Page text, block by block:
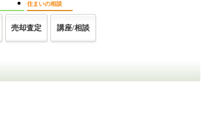
売却査定
住まいの相談
講座/相談